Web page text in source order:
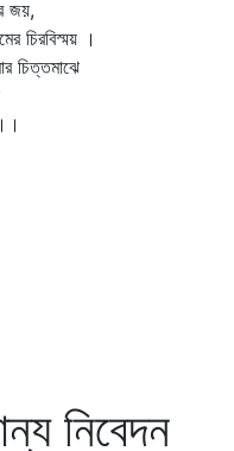
।
নিবেদন